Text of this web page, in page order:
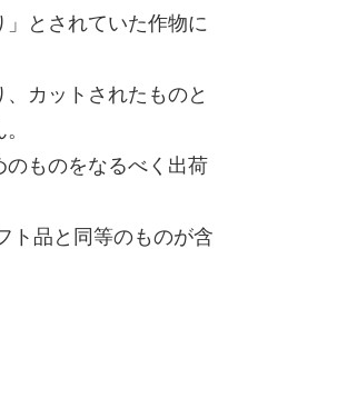
とされていた作物に
カットされたものと
ものをなるべく出荷
ト品と同等のものが含